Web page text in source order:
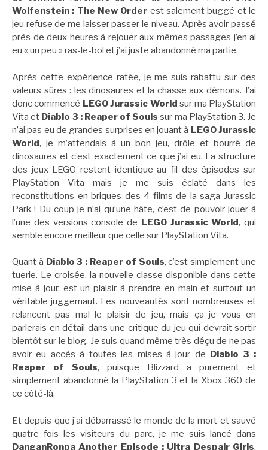
Wolfenstein : The New Order est salement buggé et le
jeu refuse de me laisser passer le niveau. Après avoir passé
près de deux heures à rejouer aux mêmes passages j’en ai
eu « un peu » ras-le-bol et j’ai juste abandonné ma partie.
Après cette expérience ratée, je me suis rabattu sur des
valeurs sûres : les dinosaures et la chasse aux démons. J’ai
donc commencé LEGO Jurassic World sur ma PlayStation
Vita et Diablo 3 : Reaper of Souls sur ma PlayStation 3. Je
n’ai pas eu de grandes surprises en jouant à LEGO Jurassic
World, je m’attendais à un bon jeu, drôle et bourré de
dinosaures et c’est exactement ce que j’ai eu. La structure
des jeux LEGO restent identique au fil des épisodes sur
PlayStation Vita mais je me suis éclaté dans les
reconstitutions en briques des 4 films de la saga Jurassic
Park ! Du coup je n’ai qu’une hâte, c’est de pouvoir jouer à
l’une des versions console de LEGO Jurassic World, qui
semble encore meilleur que celle sur PlayStation Vita.
Quant à Diablo 3 : Reaper of Souls, c’est simplement une
tuerie. Le croisée, la nouvelle classe disponible dans cette
mise à jour, est un plaisir à prendre en main et surtout un
véritable juggernaut. Les nouveautés sont nombreuses et
relancent pas mal le plaisir de jeu, mais ça je vous en
parlerais en détail dans une critique du jeu qui devrait sortir
bientôt sur le blog. Je suis quand même très déçu de ne pas
avoir eu accès à toutes les mises à jour de
Diablo 3 :
Reaper of Souls, puisque Blizzard a purement et
simplement abandonné la PlayStation 3 et la Xbox 360 de
ce côté-là.
Et depuis que j’ai débarrassé le monde de la mort et sauvé
quatre fois les visiteurs du parc, je me suis lancé dans
DanganRonpa Another Episode : Ultra Despair Girls,